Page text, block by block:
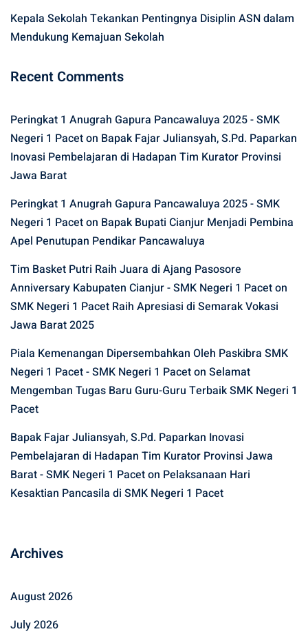
Kepala Sekolah Tekankan Pentingnya Disiplin ASN dalam
Mendukung Kemajuan Sekolah
Recent Comments
Peringkat 1 Anugrah Gapura Pancawaluya 2025 - SMK
Negeri 1 Paceton Bapak Fajar Juliansyah, S.Pd. Paparkan
Inovasi Pembelajaran di Hadapan Tim Kurator Provinsi
Jawa Barat
Peringkat 1 Anugrah Gapura Pancawaluya 2025 - SMK
Negeri 1 Paceton Bapak Bupati Cianjur Menjadi Pembina
Apel Penutupan Pendikar Pancawaluya
Tim Basket Putri Raih Juara di Ajang Pasosore
Anniversary Kabupaten Cianjur - SMK Negeri 1 Paceton
SMK Negeri 1 Pacet Raih Apresiasi di Semarak Vokasi
Jawa Barat 2025
Piala Kemenangan Dipersembahkan Oleh Paskibra SMK
Negeri 1 Pacet - SMK Negeri 1 Paceton Selamat
Mengemban Tugas Baru Guru-Guru Terbaik SMK Negeri 1
Pacet
Bapak Fajar Juliansyah, S.Pd. Paparkan Inovasi
Pembelajaran di Hadapan Tim Kurator Provinsi Jawa
Barat - SMK Negeri 1 Paceton Pelaksanaan Hari
Kesaktian Pancasila di SMK Negeri 1 Pacet
Archives
August 2026
July 2026